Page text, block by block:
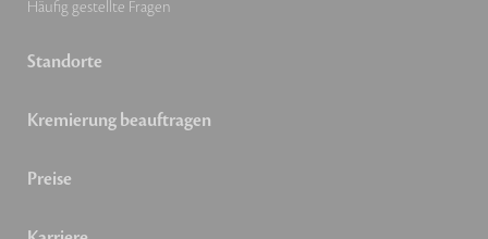
Häufig gestellte Fragen
Standorte
Kremierung beauftragen
Preise